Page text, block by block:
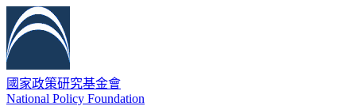
國家政策研究基金會
National Policy Foundation